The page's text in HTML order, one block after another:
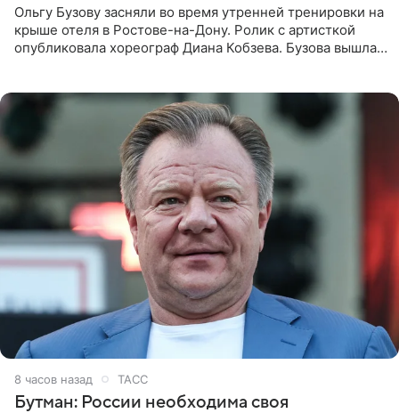
Ольгу Бузову засняли во время утренней тренировки на
крыше отеля в Ростове-на-Дону. Ролик с артисткой
опубликовала хореограф Диана Кобзева. Бузова вышла
8 часов назад ТАСС
Бутман: России необходима своя